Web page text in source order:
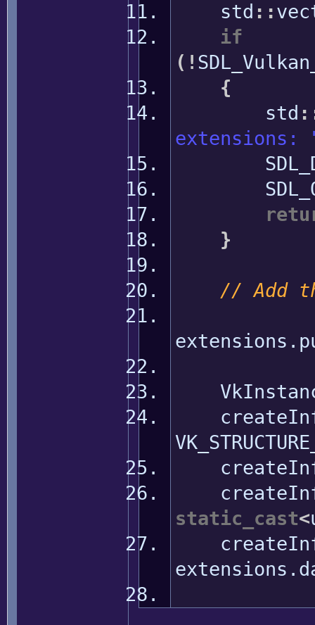
std ::
if
( !
{
std
extensions:
}
// Add
extensions.
static_cast<
extensions.